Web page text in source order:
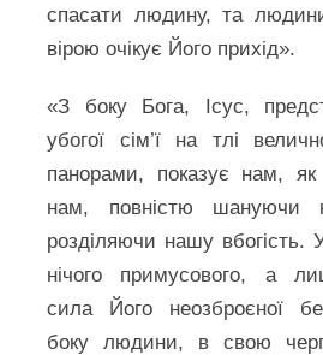
спасати людину, та
вірою очікує Його прихід».
«З боку Бога, Ісус,
убогої сім’ї на тлі
панорами, показує нам,
нам, повністю шануючи
розділяючи нашу вбогість.
нічого примусового, а
сила Його неозброєної
боку людини, в свою